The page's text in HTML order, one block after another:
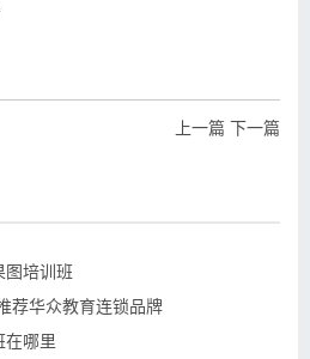
上一篇 下一篇
图培训班
荐华众教育连锁品牌
在哪里